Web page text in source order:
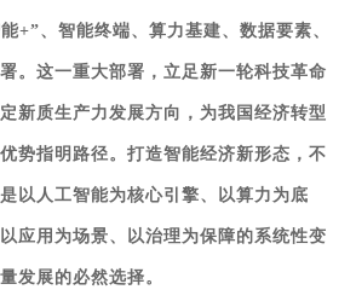
+”、智能终端、算力基建、数据要素、
。这一重大部署，立足新一轮科技革命
新质生产力发展方向，为我国经济转型
势指明路径。打造智能经济新形态，不
以人工智能为核心引擎、以算力为底
应用为场景、以治理为保障的系统性变
发展的必然选择。